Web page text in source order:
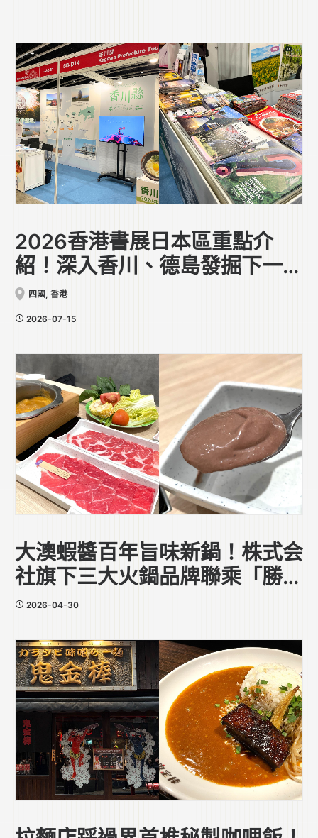
2026香港書展日本區重點介
紹！深入香川、德島發掘下一趟
日本旅行靈感
四國 , 香港
2026-07-15
大澳蝦醬百年旨味新鍋！株式会
社旗下三大火鍋品牌聯乘「勝利
香蝦廠」
2026-04-30